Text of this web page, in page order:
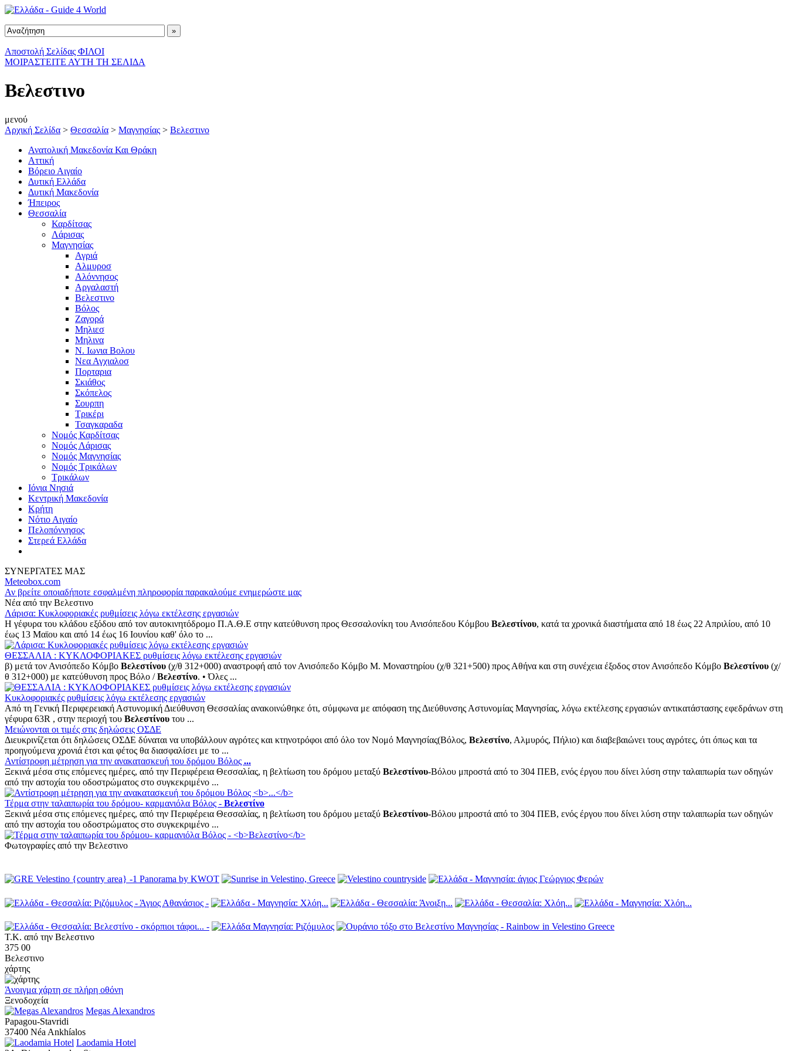
Αποστολή Σελίδας ΦΙΛΟΙ
ΜΟΙΡΑΣΤΕΙΤΕ ΑΥΤΗ ΤΗ ΣΕΛΙΔΑ
Βελεστινο
μενού
Αρχική Σελίδα > Θεσσαλία > Μαγνησίας > Βελεστινο
Ανατολική Μακεδονία Και Θράκη
Αττική
Βόρειο Αιγαίο
Δυτική Ελλάδα
Δυτική Μακεδονία
Ήπειρος
Θεσσαλία
Καρδίτσας
Λάρισας
Μαγνησίας
Αγριά
Αλμυροσ
Αλόννησος
Αργαλαστή
Βελεστινο
Βόλος
Ζαγορά
Μηλιεσ
Μηλινα
Ν. Ιωνια Βολου
Νεα Αγχιαλοσ
Πορταρια
Σκιάθος
Σκόπελος
Σουρπη
Τρικέρι
Τσαγκαραδα
Νομός Καρδίτσας
Νομός Λάρισας
Νομός Μαγνησίας
Νομός Τρικάλων
Τρικάλων
Ιόνια Νησιά
Κεντρική Μακεδονία
Κρήτη
Νότιο Αιγαίο
Πελοπόννησος
Στερεά Ελλάδα
ΣΥΝΕΡΓΑΤΕΣ ΜΑΣ
Meteobox.com
Αν βρείτε οποιαδήποτε εσφαλμένη πληροφορία παρακαλούμε ενημερώστε μας
Νέα από την Βελεστινο
Λάρισα: Κυκλοφοριακές ρυθμίσεις λόγω εκτέλεσης εργασιών
H γέφυρα του κλάδου εξόδου από τον αυτοκινητόδρομο Π.Α.Θ.Ε στην κατεύθυνση προς Θεσσαλονίκη του Ανισόπεδου Κόμβου Βελεστίνου, κατά τα χρονικά διαστήματα από 18 έως 22 Απριλίου, από 10
έως 13 Μαϊου και από 14 έως 16 Ιουνίου καθ' όλο το ...
ΘΕΣΣΑΛΙΑ : ΚΥΚΛΟΦΟΡΙΑΚΕΣ ρυθμίσεις λόγω εκτέλεσης εργασιών
β) μετά τον Ανισόπεδο Κόμβο Βελεστίνου (χ/θ 312+000) αναστροφή από τον Ανισόπεδο Κόμβο Μ. Μοναστηρίου (χ/θ 321+500) προς Αθήνα και στη συνέχεια έξοδος στον Ανισόπεδο Κόμβο Βελεστίνου (χ/
θ 312+000) με κατεύθυνση προς Βόλο /Βελεστίνο. • Όλες ...
Κυκλοφοριακές ρυθμίσεις λόγω εκτέλεσης εργασιών
Από τη Γενική Περιφερειακή Αστυνομική Διεύθυνση Θεσσαλίας ανακοινώθηκε ότι, σύμφωνα με απόφαση της Διεύθυνσης Αστυνομίας Μαγνησίας, λόγω εκτέλεσης εργασιών αντικατάστασης εφεδράνων στη
γέφυρα 63R , στην περιοχή του Βελεστίνου του ...
Μειώνονται οι τιμές στις δηλώσεις ΟΣΔΕ
Διευκρινίζεται ότι δηλώσεις ΟΣΔΕ δύναται να υποβάλλουν αγρότες και κτηνοτρόφοι από όλο τον Νομό Μαγνησίας(Βόλος, Βελεστίνο, Αλμυρός, Πήλιο) και διαβεβαιώνει τους αγρότες, ότι όπως και τα
προηγούμενα χρονιά έτσι και φέτος θα διασφαλίσει με το ...
Αντίστροφη μέτρηση για την ανακατασκευή του δρόμου Βόλος ...
Ξεκινά μέσα στις επόμενες ημέρες, από την Περιφέρεια Θεσσαλίας, η βελτίωση του δρόμου μεταξύ Βελεστίνου-Βόλου μπροστά από το 304 ΠΕΒ, ενός έργου που δίνει λύση στην ταλαιπωρία των οδηγών
από την αστοχία του οδοστρώματος στο συγκεκριμένο ...
Τέρμα στην ταλαιπωρία του δρόμου- καρμανιόλα Βόλος - Βελεστίνο
Ξεκινά μέσα στις επόμενες ημέρες, από την Περιφέρεια Θεσσαλίας, η βελτίωση του δρόμου μεταξύ Βελεστίνου-Βόλου μπροστά από το 304 ΠΕΒ, ενός έργου που δίνει λύση στην ταλαιπωρία των οδηγών
από την αστοχία του οδοστρώματος στο συγκεκριμένο ...
Φωτογραφίες από την Βελεστινο
Τ.Κ. από την Βελεστινο
375 00
Βελεστινο
χάρτης
Άνοιγμα χάρτη σε πλήρη οθόνη
Ξενοδοχεία
Megas Alexandros
Papagou-Stavridi
37400 Néa Ankhíalos
Laodamia Hotel